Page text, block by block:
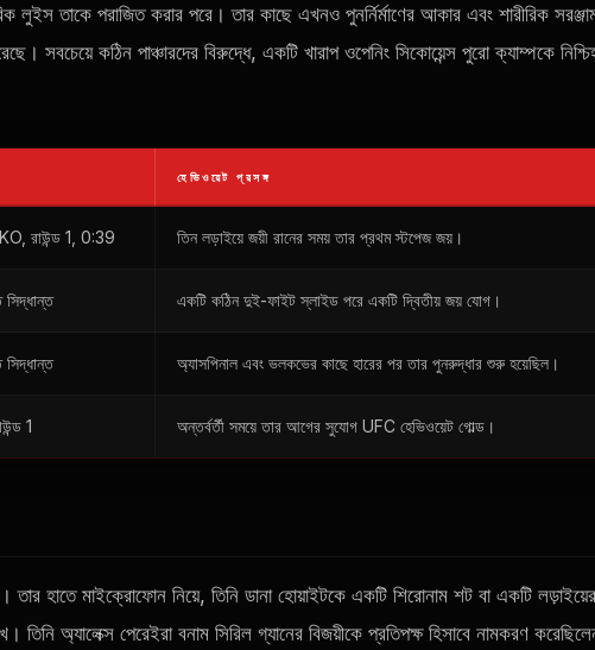
লুইস তাকে পরাজিত করার পরে। তার কাছে এখনও পুনর্নির্মাণের আকার এবং শারীরিক
কঠিন পাঞ্চারদের বিরুদ্ধে, একটি খারাপ ওপেনিং সিকোয়েন্স পুরো ক্যাম্পকে
হেভিওয়েট প্রসঙ্গ
রাউন্ড 1, 0:39 তিন লড়াইয়ে জয়ী রানের সময় তার প্রথম স্টপেজ জয়।
সিদ্ধান্ত একটি কঠিন দুই-ফাইট স্লাইড পরে একটি দ্বিতীয় জয় যোগ।
সিদ্ধান্ত অ্যাসপিনাল এবং ভলকভের কাছে হারের পর তার পুনরুদ্ধার শুরু হয়েছিল।
1 অন্তর্বর্তী সময়ে তার আগের সুযোগ UFC হেভিওয়েট গোল্ড।
তার হাতে মাইক্রোফোন নিয়ে, তিনি ডানা হোয়াইটকে একটি শিরোনাম শট বা একটি লড়াইয়ের
অ্যালেক্স পেরেইরা বনাম সিরিল গ্যানের বিজয়ীকে প্রতিপক্ষ হিসাবে নামকরণ